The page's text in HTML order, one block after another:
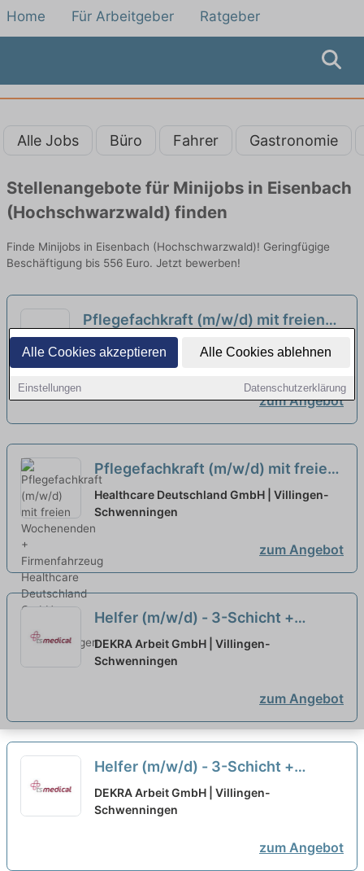
Alle Cookies akzeptieren Alle Cookies ablehnen
Einstellungen Datenschutzerklärung
Home Für Arbeitgeber Ratgeber
Alle Jobs Büro Fahrer Gastronomie
Stellenangebote für Minijobs in Eisenbach
(Hochschwarzwald) finden
Finde Minijobs in Eisenbach (Hochschwarzwald)! Geringfügige
Beschäftigung bis 556 Euro. Jetzt bewerben!
Pflegefachkraft (m/w/d) mit freien
Wochenenden + Firmenfahrzeug
Healthcare Deutschland GmbH | Villingen-
Schwenningen
zum Angebot
Pflegefachkraft (m/w/d) mit freien
Wochenenden + Firmenfahrzeug
neu
Healthcare Deutschland GmbH | Villingen-
Schwenningen
zum Angebot
Helfer (m/w/d) - 3-Schicht +
Wochenende neu
DEKRA Arbeit GmbH | Villingen-
Schwenningen
zum Angebot
Helfer (m/w/d) - 3-Schicht +
Wochenende neu
DEKRA Arbeit GmbH | Villingen-
Schwenningen
zum Angebot